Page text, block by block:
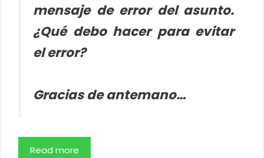
mensaje de error del asunto.
¿Qué debo hacer para evitar
el error?
Gracias de antemano…
Read more